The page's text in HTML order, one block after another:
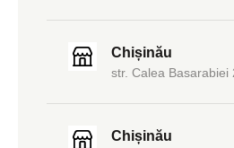
Chișinău
str. Calea Basarabiei
Chișinău